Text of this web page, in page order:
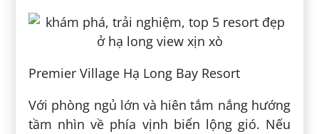
Premier Village Hạ Long Bay Resort
Với phòng ngủ lớn và hiên tắm nắng hướng
tầm nhìn về phía vịnh biển lộng gió. Nếu